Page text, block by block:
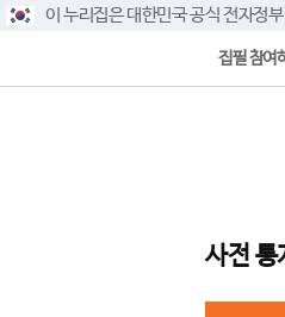
이 누리집은 대한민국 공식 전자정
집필 참여
사전 통